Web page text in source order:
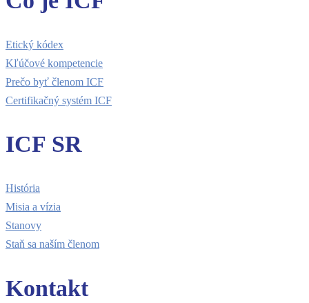
Etický kódex
Kľúčové kompetencie
Prečo byť členom ICF
Certifikačný systém ICF
ICF SR
História
Misia a vízia
Stanovy
Staň sa naším členom
Kontakt